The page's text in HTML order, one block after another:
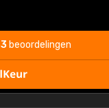
beoordelingen